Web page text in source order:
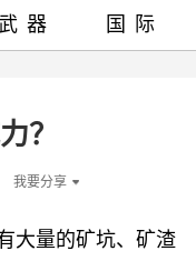
？
我要分享
大量的矿坑、矿渣
武器 国际